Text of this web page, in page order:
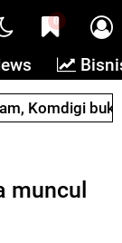
0
buka
muncul